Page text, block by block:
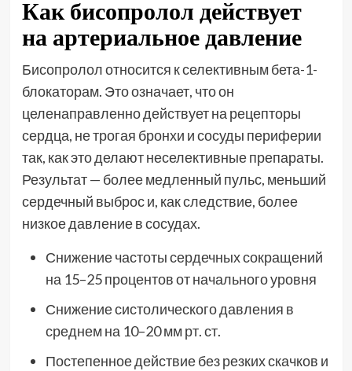
Как бисопролол действует
на артериальное давление
Бисопролол относится к селективным бета-1-
блокаторам. Это означает, что он
целенаправленно действует на рецепторы
сердца, не трогая бронхи и сосуды периферии
так, как это делают неселективные препараты.
Результат — более медленный пульс, меньший
сердечный выброс и, как следствие, более
низкое давление в сосудах.
Снижение частоты сердечных сокращений
на 15–25 процентов от начального уровня
Снижение систолического давления в
среднем на 10–20 мм рт. ст.
Постепенное действие без резких скачков и